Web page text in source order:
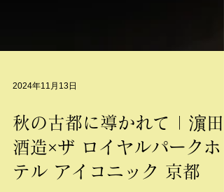
2024年11月13日
秋の古都に導かれて | 濵田